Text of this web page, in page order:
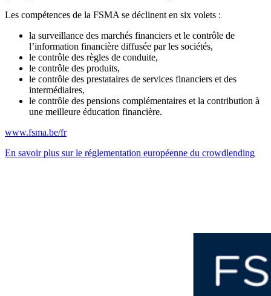
Les compétences de la FSMA se déclinent en six volets :
la surveillance des marchés financiers et le contrôle de
l’information financière diffusée par les sociétés,
le contrôle des règles de conduite,
le contrôle des produits,
le contrôle des prestataires de services financiers et des
intermédiaires,
le contrôle des pensions complémentaires et la contribution à
une meilleure éducation financière.
www.fsma.be/fr
En savoir plus sur le réglementation européenne du crowdlending